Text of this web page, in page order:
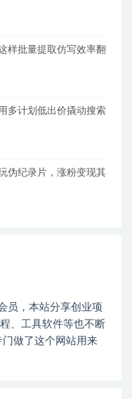
样批量提取仿写效率翻
多计划低出价撬动搜索
伪纪录片，涨粉变现其
员，本站分享创业项
、工具软件等也不断
做了这个网站用来